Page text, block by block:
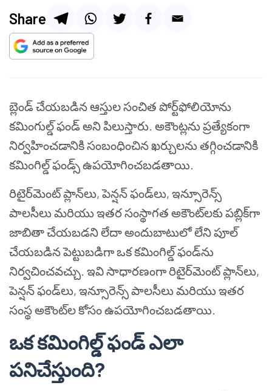
Share
బ్లెండ్ చేయబడిన ఆస్తుల సంచిత పోర్ట్‌ఫోలియోను
కమింగుల్డ్ ఫండ్ అని పిలుస్తారు. అకౌంట్లను ప్రత్యేకంగా
నిర్వహించడానికి సంబంధించిన ఖర్చులను తగ్గించడానికి
కమింగిల్డ్ ఫండ్స్ ఉపయోగించబడతాయి.
రిటైర్‌మెంట్ ప్లాన్‌లు, పెన్షన్ ఫండ్‌లు, ఇన్సూరెన్స్
పాలసీలు మరియు ఇతర సంస్థాగత అకౌంట్‌లకు పబ్లిక్‌గా
జాబితా చేయబడని లేదా అందుబాటులో లేని పూల్
చేయబడిన పెట్టుబడిగా ఒక కమింగిల్డ్ ఫండ్‌ను
నిర్వచించవచ్చు. ఇవి సాధారణంగా రిటైర్‌మెంట్ ప్లాన్‌లు,
పెన్షన్ ఫండ్‌లు, ఇన్సూరెన్స్ పాలసీలు మరియు ఇతర
సంస్థ అకౌంట్‌ల కోసం ఉపయోగించబడతాయి.
ఒక కమింగిల్డ్ ఫండ్ ఎలా
పనిచేస్తుంది?